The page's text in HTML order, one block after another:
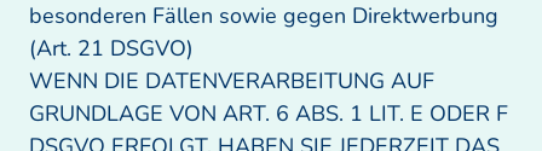
besonderen Fällen sowie gegen Direktwerbung
(Art. 21 DSGVO)
WENN DIE DATENVERARBEITUNG AUF
GRUNDLAGE VON ART. 6 ABS. 1 LIT. E ODER F